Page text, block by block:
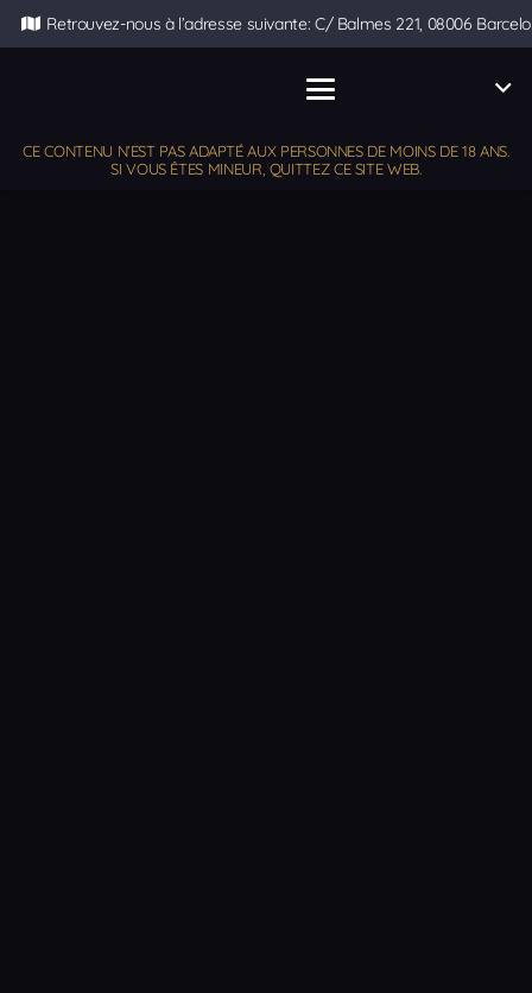
Retrouvez-nous à l’adresse suivante: C/ Balmes 221, 08006
CE CONTENU N’EST PAS ADAPTÉ AUX PERSONNES DE MOINS DE 18 ANS.
SI VOUS ÊTES MINEUR, QUITTEZ CE SITE WEB.